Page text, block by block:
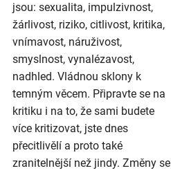
jsou: sexualita, impulzivnost,
žárlivost, riziko, citlivost, kritika,
vnímavost, náruživost,
smyslnost, vynalézavost,
nadhled. Vládnou sklony k
temným věcem. Připravte se na
kritiku i na to, že sami budete
více kritizovat, jste dnes
přecitlivělí a proto také
zranitelnější než jindy. Změny se